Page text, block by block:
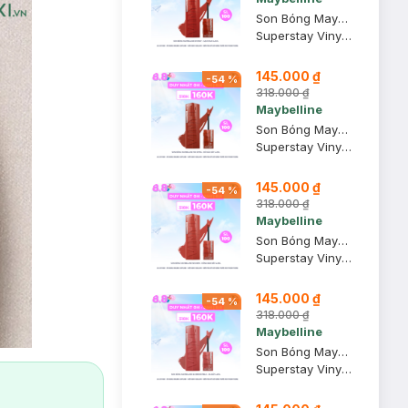
Son Bóng Maybelline 61 Risky - Gạch Đun 4.2ml
Superstay Vinyl Ink
-54% 145.000 ₫
318.000 ₫
Maybelline
Son Bóng Maybelline 130 Extra - Đỏ Nâu Đất 4.2ml
Superstay Vinyl Ink
-54% 145.000 ₫
318.000 ₫
Maybelline
Son Bóng Maybelline 125 Keen - Hồng Đào Đất 4.2ml
Superstay Vinyl Ink
-54% 145.000 ₫
318.000 ₫
Maybelline
Son Bóng Maybelline 62 Irresistible – Da Đất 4.2ml
Superstay Vinyl Ink